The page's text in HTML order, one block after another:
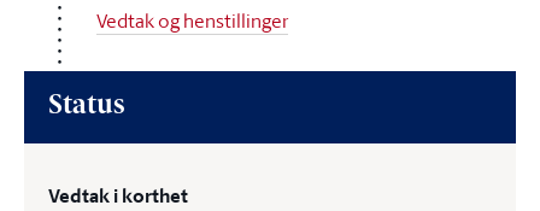
Vedtak og henstillinger
Status
Vedtak i korthet